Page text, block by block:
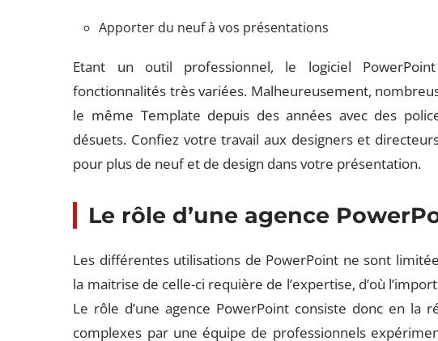
Apporter du neuf à vos présentations
Etant un outil professionnel, le logiciel
fonctionnalités très variées. Malheureusement,
le même Template depuis des années avec des
désuets. Confiez votre travail aux designers et
pour plus de neuf et de design dans votre présentation.
Le rôle d’une agence
Les différentes utilisations de PowerPoint ne sont
la maitrise de celle-ci requière de l’expertise, d’où
Le rôle d’une agence PowerPoint consiste donc en la
complexes par une équipe de professionnels